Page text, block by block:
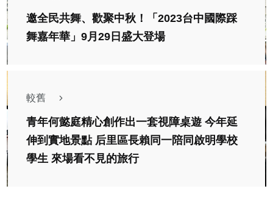
邀全民共舞、歡聚中秋！「2023台中國際踩
舞嘉年華」9月29日盛大登場
較舊
青年何懿庭精心創作出一套視障桌遊 今年延
伸到實地景點 后里區長賴同一陪同啟明學校
學生 來場看不見的旅行